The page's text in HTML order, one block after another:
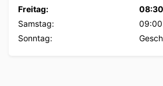
Freitag:
08:30
Samstag:
09:00
Sonntag: